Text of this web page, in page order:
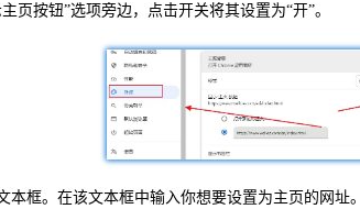
页按钮”选项旁边，点击开关将其设置为“开”。
框。在该文本框中输入你想要设置为主页的网址。